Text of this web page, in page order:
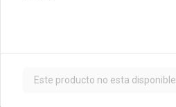
ACEITUNA AZAPA
Este producto no esta disponible